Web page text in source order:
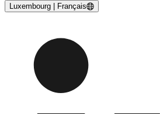
Luxembourg | Français